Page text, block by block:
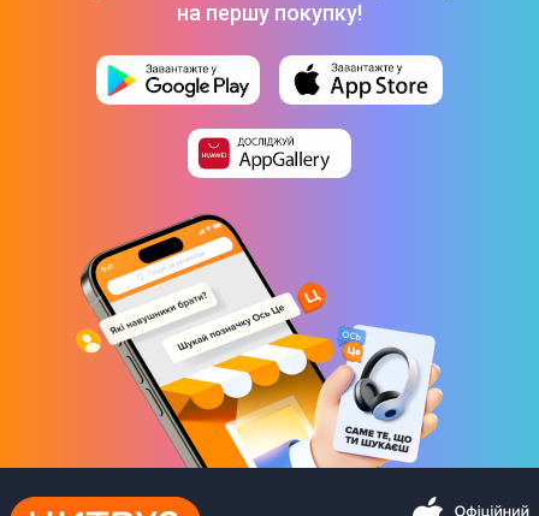
Комплектація
Клавіатура
Товар може відрізнятись від представленого на фото,
характеристики та комплектація можуть змінюватися
виробником. Подробиці уточнюйте у менеджера
на першу покупку!